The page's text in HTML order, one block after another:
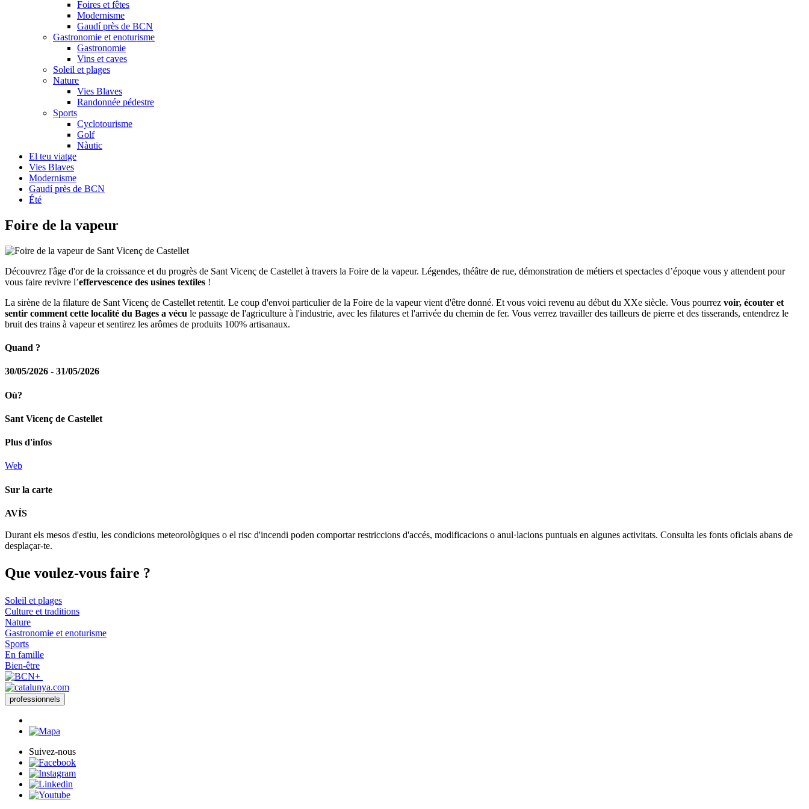
Foires et fêtes
Modernisme
Gaudí près de BCN
Gastronomie et enoturisme
Gastronomie
Vins et caves
Soleil et plages
Nature
Vies Blaves
Randonnée pédestre
Sports
Cyclotourisme
Golf
Nàutic
El teu viatge
Vies Blaves
Modernisme
Gaudí près de BCN
Été
Foire de la vapeur
Découvrez l'âge d'or de la croissance et du progrès de Sant Vicenç de Castellet à travers la Foire de la vapeur. Légendes, théâtre de rue, démonstration de métiers et spectacles d’époque vous y attendent pour
vous faire revivre l’effervescence des usines textiles !
La sirène de la filature de Sant Vicenç de Castellet retentit. Le coup d'envoi particulier de la Foire de la vapeur vient d'être donné. Et vous voici revenu au début du XXe siècle. Vous pourrez voir, écouter et
sentir comment cette localité du Bages a vécu le passage de l'agriculture à l'industrie, avec les filatures et l'arrivée du chemin de fer. Vous verrez travailler des tailleurs de pierre et des tisserands, entendrez le
bruit des trains à vapeur et sentirez les arômes de produits 100% artisanaux.
Quand ?
30/05/2026 - 31/05/2026
Où?
Sant Vicenç de Castellet
Plus d'infos
Web
Sur la carte
−
AVÍS
Durant els mesos d'estiu, les condicions meteorològiques o el risc d'incendi poden comportar restriccions d'accés, modificacions o anul·lacions puntuals en algunes activitats. Consulta les fonts oficials abans de
desplaçar-te.
Que voulez-vous faire ?
Soleil et plages
Culture et traditions
Nature
Gastronomie et enoturisme
Sports
En famille
Bien-être
professionnels
Suivez-nous